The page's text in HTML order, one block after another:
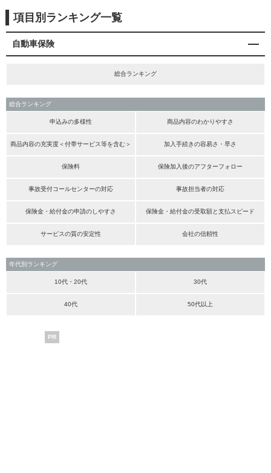
項目別ランキング一覧
自動車保険
総合ランキング
総合ランキング
申込みの多様性 商品内容のわかりやすさ
商品内容の充実度＜付帯サービス等を含む＞ 加入手続きの容易さ・早さ
保険料 保険加入後のアフターフォロー
事故受付コールセンターの対応 事故担当者の対応
保険金・給付金の申請のしやすさ 保険金・給付金の受取額と支払スピード
サービスの質の安定性 会社の信頼性
年代別ランキング
10代・20代 30代
40代 50代以上
PR